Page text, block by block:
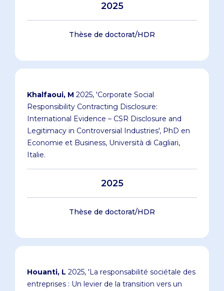
2025
Thèse de doctorat/HDR
Khalfaoui, M 2025, 'Corporate Social
Responsibility Contracting Disclosure:
International Evidence – CSR Disclosure and
Legitimacy in Controversial Industries', PhD en
Economie et Business, Università di Cagliari,
Italie.
2025
Thèse de doctorat/HDR
Houanti, L 2025, 'La responsabilité sociétale des
entreprises : Un levier de la transition vers un